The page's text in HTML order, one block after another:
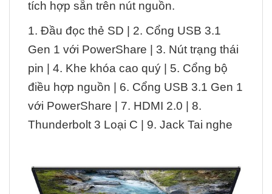
tích hợp sẵn trên nút nguồn.
1. Đầu đọc thẻ SD | 2. Cổng USB 3.1
Gen 1 với PowerShare | 3. Nút trạng thái
pin | 4. Khe khóa cao quý | 5. Cổng bộ
điều hợp nguồn | 6. Cổng USB 3.1 Gen 1
với PowerShare | 7. HDMI 2.0 | 8.
Thunderbolt 3 Loại C | 9. Jack Tai nghe